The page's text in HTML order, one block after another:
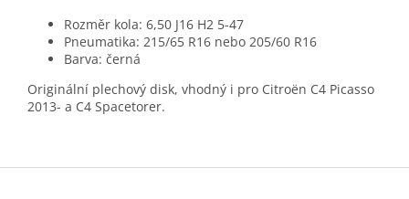
Rozměr kola: 6,50 J16 H2 5-47
Pneumatika: 215/65 R16 nebo 205/60 R16
Barva: černá
Originální plechový disk, vhodný i pro Citroën C4 Picasso
2013- a C4 Spacetorer.
Z